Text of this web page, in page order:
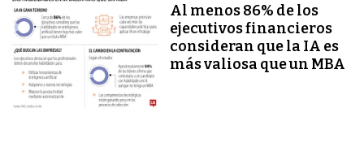
Al menos 86% de los
ejecutivos financieros
consideran que la IA es
más valiosa que un MBA